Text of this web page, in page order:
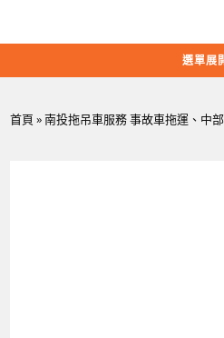
選單展
首頁 »南投拖吊車服務 事故車拖運、中